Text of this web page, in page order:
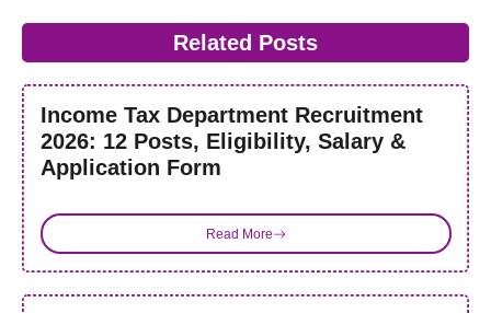
Related Posts
Income Tax Department Recruitment
2026: 12 Posts, Eligibility, Salary &
Application Form
Read More